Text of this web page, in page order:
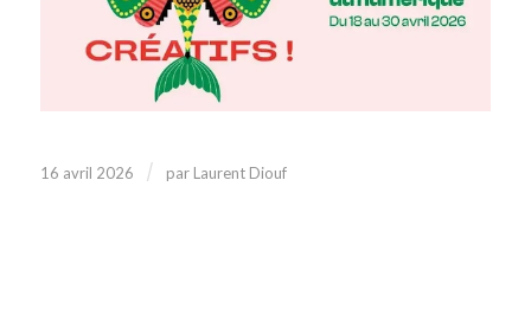
16 avril 2026 / par Laurent Diouf